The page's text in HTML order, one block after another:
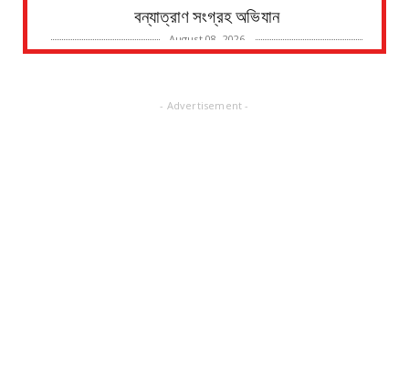
বন্যাত্রাণ সংগ্রহ অভিযান
August 08, 2026
নদীর পাড় থেকে এক ব্যক্তির মৃতদেহ উদ্ধারের ঘটনায়
চাঞ্চল্য
- Advertisement -